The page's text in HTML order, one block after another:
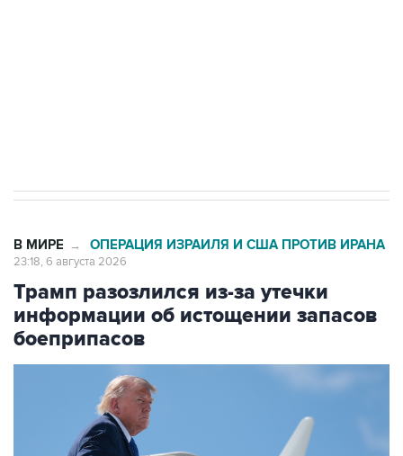
В МИРЕ → ОПЕРАЦИЯ ИЗРАИЛЯ И США ПРОТИВ ИРАНА
23:18, 6 августа 2026
Трамп разозлился из-за утечки
информации об истощении запасов
боеприпасов